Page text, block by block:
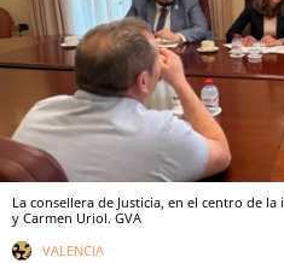
La consellera de Justicia, en el centro de
y Carmen Uriol. GVA
VALENCIA